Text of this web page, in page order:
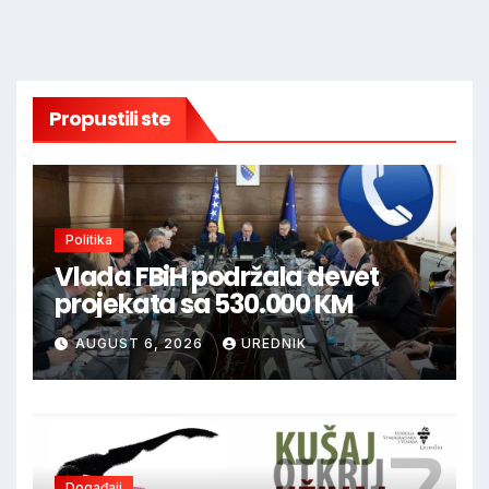
Propustili ste
Politika
Vlada FBiH podržala devet
projekata sa 530.000 KM
AUGUST 6, 2026 UREDNIK